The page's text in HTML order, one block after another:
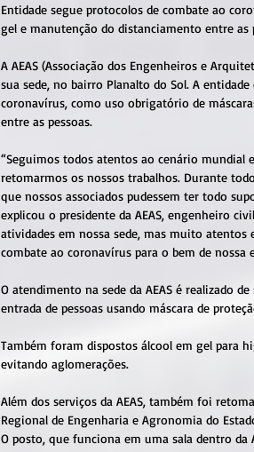
Entidade segue protocolos de combate ao
gel e manutenção do distanciamento entre as
A AEAS (Associação dos Engenheiros e
sua sede, no bairro Planalto do Sol. A
coronavírus, como uso obrigatório de
entre as pessoas.
“Seguimos todos atentos ao cenário mundial
retomarmos os nossos trabalhos. Durante
que nossos associados pudessem ter todo
explicou o presidente da AEAS, engenheiro
atividades em nossa sede, mas muito atentos
combate ao coronavírus para o bem de nossa
O atendimento na sede da AEAS é realizado
entrada de pessoas usando máscara de
Também foram dispostos álcool em gel para
evitando aglomerações.
Além dos serviços da AEAS, também foi
Regional de Engenharia e Agronomia do
O posto, que funciona em uma sala dentro